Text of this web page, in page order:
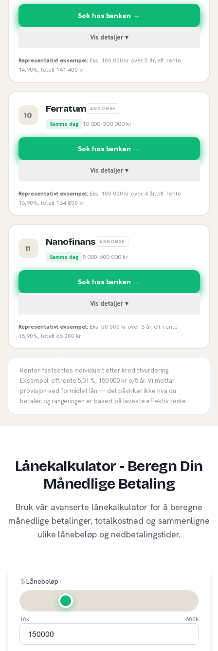
Søk hos banken →
Vis detaljer ▾
Representativt eksempel: Eks: 100 000 kr over 5 år, eff. rente
14,90%, totalt 141 400 kr
10
Ferratum ANNONSE
Samme dag 10 000–300 000kr
Søk hos banken →
Vis detaljer ▾
Representativt eksempel: Eks: 100 000 kr over 4 år, eff. rente
16,90%, totalt 134 800 kr
11
Nanofinans ANNONSE
Samme dag 5 000–600 000kr
Søk hos banken →
Vis detaljer ▾
Representativt eksempel: Eks: 50 000 kr over 3 år, eff. rente
18,90%, totalt 66 200 kr
Renten fastsettes individuelt etter kredittvurdering.
Eksempel: eff.rente 5,01 %, 150 000 kr o/5år. Vi mottar
provisjon ved formidlet lån — det påvirker ikke hva du
betaler, og rangeringen er basert på laveste effektiv rente.
Lånekalkulator - Beregn Din
Månedlige Betaling
Bruk vår avanserte lånekalkulator for å beregne
månedlige betalinger, totalkostnad og sammenligne
ulike lånebeløp og nedbetalingstider.
Lånebeløp
10k 600k